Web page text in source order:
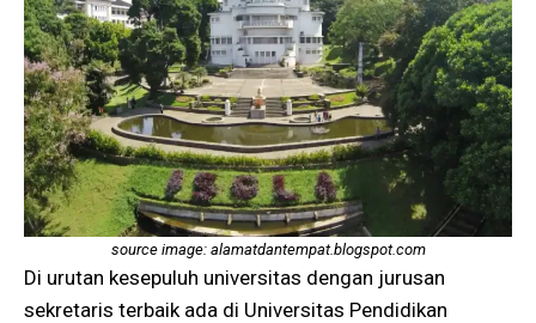
source image: alamatdantempat.blogspot.com
Di urutan kesepuluh universitas dengan jurusan
sekretaris terbaik ada di Universitas Pendidikan